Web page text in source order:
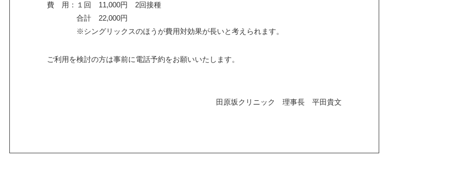
費 用 ：１回 11,000円 2回接種
合計 22,000円
シングリックスのほうが費用対効果が長いと考えられます。
ご利用を検討の方は事前に電話予約をお願いいたします。
田原坂クリニック 理事長 平田貴文